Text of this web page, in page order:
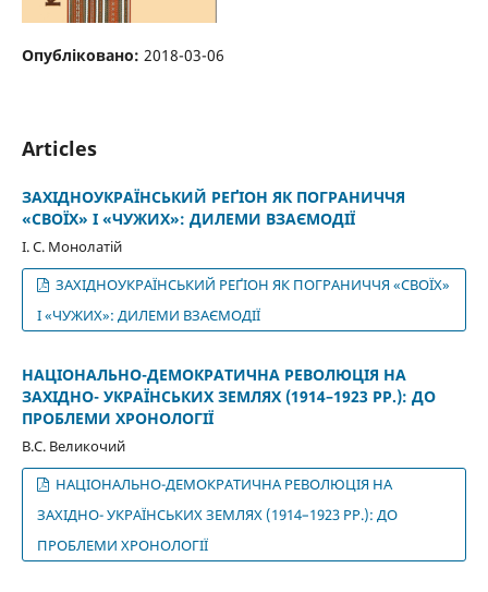
Опубліковано: 2018-03-06
Articles
ЗАХІДНОУКРАЇНСЬКИЙ РЕҐІОН ЯК ПОГРАНИЧЧЯ
«СВОЇХ» І «ЧУЖИХ»: ДИЛЕМИ ВЗАЄМОДІЇ
І. С. Монолатій
ЗАХІДНОУКРАЇНСЬКИЙ РЕҐІОН ЯК ПОГРАНИЧЧЯ «СВОЇХ»
І «ЧУЖИХ»: ДИЛЕМИ ВЗАЄМОДІЇ
НАЦІОНАЛЬНО-ДЕМОКРАТИЧНА РЕВОЛЮЦІЯ НА
ЗАХІДНО- УКРАЇНСЬКИХ ЗЕМЛЯХ (1914–1923 РР.): ДО
ПРОБЛЕМИ ХРОНОЛОГІЇ
В.С. Великочий
НАЦІОНАЛЬНО-ДЕМОКРАТИЧНА РЕВОЛЮЦІЯ НА
ЗАХІДНО- УКРАЇНСЬКИХ ЗЕМЛЯХ (1914–1923 РР.): ДО
ПРОБЛЕМИ ХРОНОЛОГІЇ